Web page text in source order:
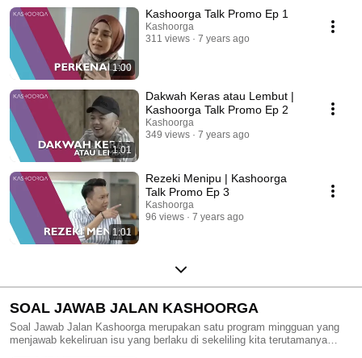
ialah Uyaina Arshad & Radin.
1:00
Kashoorga Talk Promo Ep 1
Kashoorga
311 views
7 years ago
1:01
Dakwah Keras atau Lembut |
Kashoorga Talk Promo Ep 2
Kashoorga
349 views
7 years ago
1:01
Rezeki Menipu | Kashoorga
Talk Promo Ep 3
Kashoorga
96 views
7 years ago
SOAL JAWAB JALAN KASHOORGA
Soal Jawab Jalan Kashoorga merupakan satu program mingguan yang
menjawab kekeliruan isu yang berlaku di sekeliling kita terutamanya